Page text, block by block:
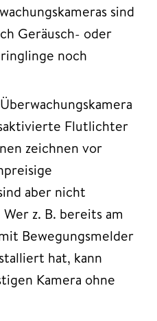
sind
Geräusch- oder
noch
Flutlichter
zeichnen vor
aber nicht
z. B. bereits am
Bewegungsmelder
hat, kann
Kamera ohne